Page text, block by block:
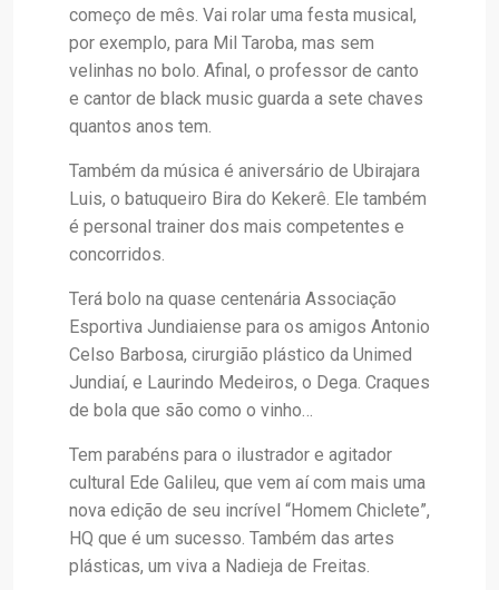
começo de mês. Vai rolar uma festa musical,
por exemplo, para Mil Taroba, mas sem
velinhas no bolo. Afinal, o professor de canto
e cantor de black music guarda a sete chaves
quantos anos tem.
Também da música é aniversário de Ubirajara
Luis, o batuqueiro Bira do Kekerê. Ele também
é personal trainer dos mais competentes e
concorridos.
Terá bolo na quase centenária Associação
Esportiva Jundiaiense para os amigos Antonio
Celso Barbosa, cirurgião plástico da Unimed
Jundiaí, e Laurindo Medeiros, o Dega. Craques
de bola que são como o vinho…
Tem parabéns para o ilustrador e agitador
cultural Ede Galileu, que vem aí com mais uma
nova edição de seu incrível “Homem Chiclete”,
HQ que é um sucesso. Também das artes
plásticas, um viva a Nadieja de Freitas.